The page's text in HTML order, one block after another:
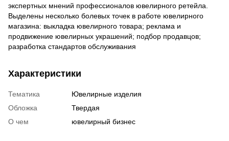
экспертных мнений профессионалов ювелирного ретейла.
Выделены несколько болевых точек в работе ювелирного
магазина: выкладка ювелирного товара; реклама и
продвижение ювелирных украшений; подбор продавцов;
разработка стандартов обслуживания
Характеристики
Тематика
Ювелирные изделия
Обложка
Твердая
О чем
ювелирный бизнес